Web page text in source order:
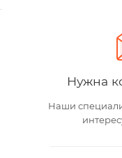
Нужна
Наши